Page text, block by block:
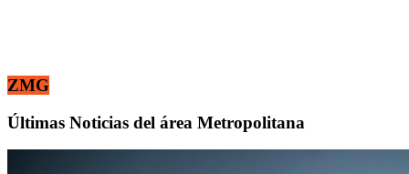
ZMG
Últimas Noticias del área Metropolitana